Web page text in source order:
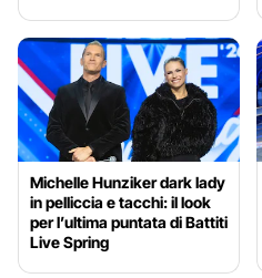
Michelle Hunziker dark lady
in pelliccia e tacchi: il look
per l’ultima puntata di Battiti
Live Spring